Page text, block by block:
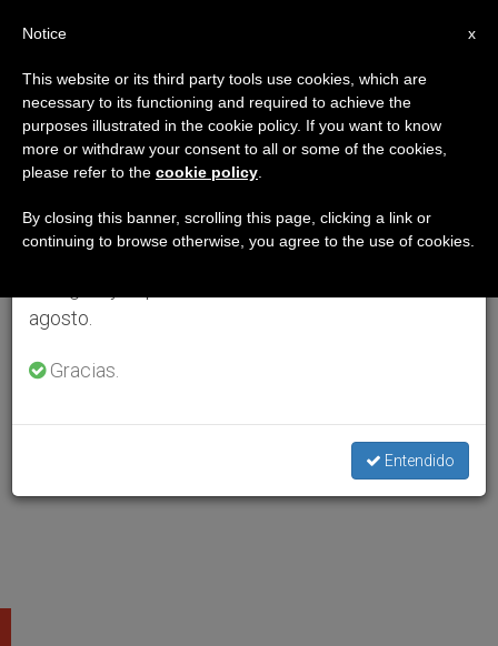
×
Aviso importante
Del 27 de julio al 7 de agosto haremos la pausa
anual, aprovechando que en el periodo de verano
se generan menos informaciones y también el
agosto.
Gracias.
Entendido
x
Notice
This website or its third party tools use cookies, which are
necessary to its functioning and required to achieve the
purposes illustrated in the cookie policy. If you want to know
more or withdraw your consent to all or some of the cookies,
please refer to the cookie policy
By closing this banner, scrolling this page, clicking a link or
continuing to browse otherwise, you agree to the use of cookies.